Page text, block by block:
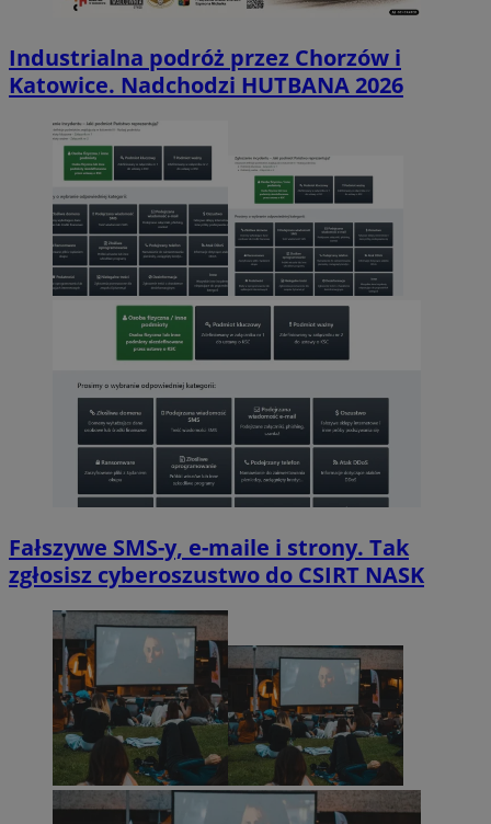
Industrialna podróż przez Chorzów i
Katowice. Nadchodzi HUTBANA 2026
Fałszywe SMS-y, e-maile i strony. Tak
zgłosisz cyberoszustwo do CSIRT NASK